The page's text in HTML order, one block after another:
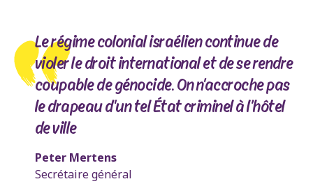
Le régime colonial israélien continue de
violer le droit international et de se rendre
coupable de génocide. On n'accroche pas
le drapeau d'un tel État criminel à l’hôtel
de ville
Peter Mertens
Secrétaire général